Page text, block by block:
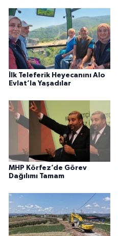
İlk Teleferik Heyecanını Alo
Evlat’la Yaşadılar
MHP Körfez’de Görev
Dağılımı Tamam